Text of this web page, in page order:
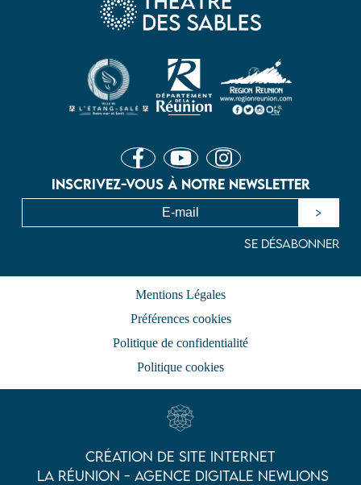
Inscrivez-vous à notre newsletter
Mentions Légales
Préférences cookies
Politique de confidentialité
Politique cookies
Création de site Internet
La Réunion - Agence Digitale Newlions